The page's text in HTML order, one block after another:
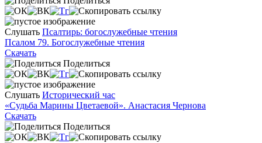
Слушать Псалтирь: богослужебные чтения
Псалом 79. Богослужебные чтения
Скачать
Поделиться
Слушать Исторический час
«Судьба Марины Цветаевой». Анастасия Чернова
Скачать
Поделиться